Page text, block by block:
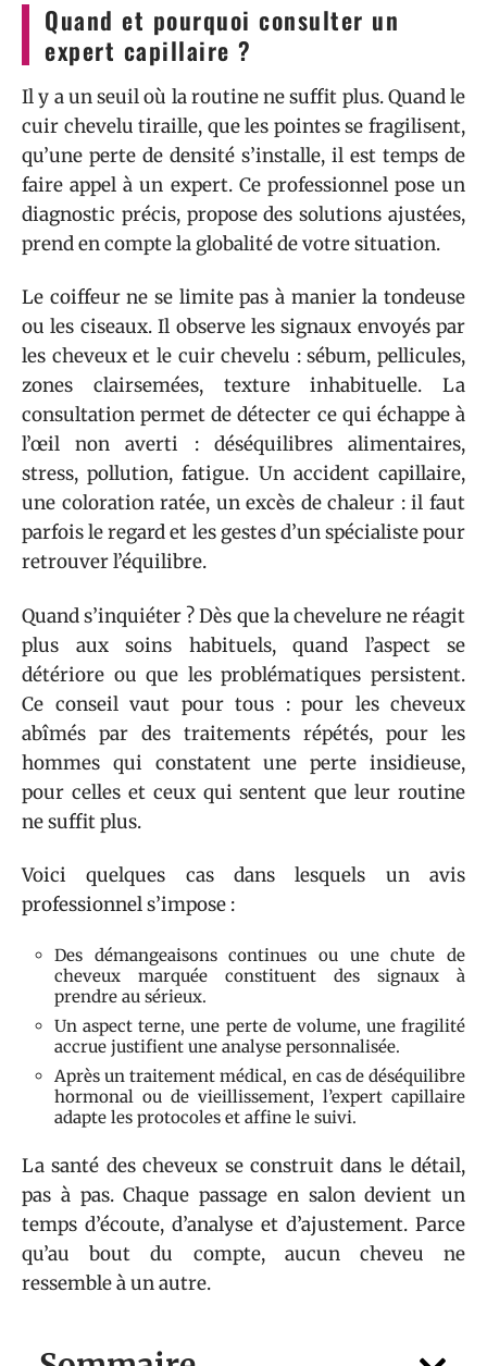
Quand et pourquoi consulter un
expert capillaire ?
Il y a un seuil où la routine ne suffit plus. Quand le
cuir chevelu tiraille, que les pointes se fragilisent,
qu’une perte de densité s’installe, il est temps de
faire appel à un expert. Ce professionnel pose un
diagnostic précis, propose des solutions ajustées,
prend en compte la globalité de votre situation.
Le coiffeur ne se limite pas à manier la tondeuse
ou les ciseaux. Il observe les signaux envoyés par
les cheveux et le cuir chevelu : sébum, pellicules,
zones clairsemées, texture inhabituelle. La
consultation permet de détecter ce qui échappe à
l’œil non averti : déséquilibres alimentaires,
stress, pollution, fatigue. Un accident capillaire,
une coloration ratée, un excès de chaleur : il faut
parfois le regard et les gestes d’un spécialiste pour
retrouver l’équilibre.
Quand s’inquiéter ? Dès que la chevelure ne réagit
plus aux soins habituels, quand l’aspect se
détériore ou que les problématiques persistent.
Ce conseil vaut pour tous : pour les cheveux
abîmés par des traitements répétés, pour les
hommes qui constatent une perte insidieuse,
pour celles et ceux qui sentent que leur routine
ne suffit plus.
Voici quelques cas dans lesquels un avis
professionnel s’impose :
Des démangeaisons continues ou une chute de
cheveux marquée constituent des signaux à
prendre au sérieux.
Un aspect terne, une perte de volume, une fragilité
accrue justifient une analyse personnalisée.
Après un traitement médical, en cas de déséquilibre
hormonal ou de vieillissement, l’expert capillaire
adapte les protocoles et affine le suivi.
La santé des cheveux se construit dans le détail,
pas à pas. Chaque passage en salon devient un
temps d’écoute, d’analyse et d’ajustement. Parce
qu’au bout du compte, aucun cheveu ne
ressemble à un autre.